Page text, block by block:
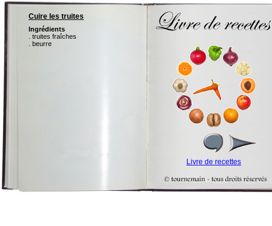
Cuire les truites
Ingrédients
. truites fraîches
. beurre
Livre de recettes